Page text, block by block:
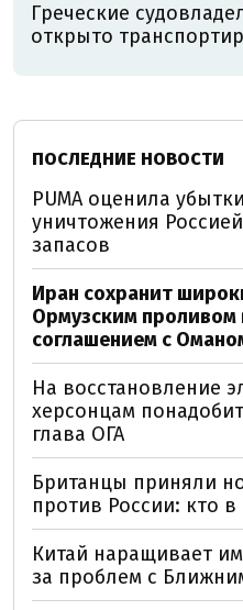
Греческие
открыто
ПОСЛЕДНИЕ НОВОСТИ
PUMA оценила
уничтожения
запасов
Иран сохранит
Ормузским проливом
соглашением с
На восстановление
херсонцам
глава ОГА
Британцы приняли
против России: кто в
Китай наращивает
за проблем с